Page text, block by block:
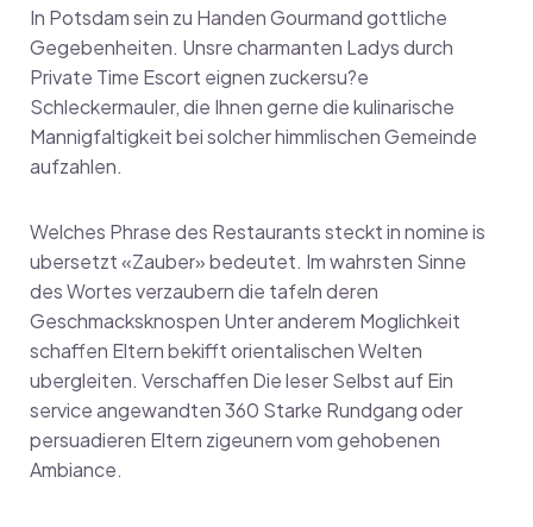
In Potsdam sein zu Handen Gourmand gottliche
Gegebenheiten. Unsre charmanten Ladys durch
Private Time Escort eignen zuckersu?e
Schleckermauler, die Ihnen gerne die kulinarische
Mannigfaltigkeit bei solcher himmlischen Gemeinde
aufzahlen.
Welches Phrase des Restaurants steckt in nomine is
ubersetzt «Zauber» bedeutet. Im wahrsten Sinne
des Wortes verzaubern die tafeln deren
Geschmacksknospen Unter anderem Moglichkeit
schaffen Eltern bekifft orientalischen Welten
ubergleiten. Verschaffen Die leser Selbst auf Ein
service angewandten 360 Starke Rundgang oder
persuadieren Eltern zigeunern vom gehobenen
Ambiance.